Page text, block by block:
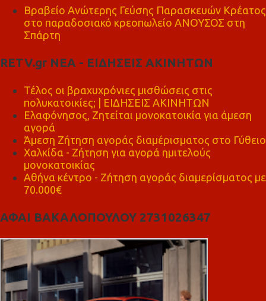
Βραβείο Ανώτερης Γεύσης Παρασκευών Κρέατος
στο παραδοσιακό κρεοπωλείο ΑΝΟΥΣΟΣ στη
Σπάρτη
RETV.gr ΝΕΑ - ΕΙΔΗΣΕΙΣ ΑΚΙΝΗΤΩΝ
Τέλος οι βραχυχρόνιες μισθώσεις στις
πολυκατοικίες; | ΕΙΔΗΣΕΙΣ ΑΚΙΝΗΤΩΝ
Ελαφόνησος, Ζητείται μονοκατοικία για άμεση
αγορά
Άμεση Ζήτηση αγοράς διαμέρισματος στο Γύθειο
Χαλκίδα - Ζήτηση για αγορά ημιτελούς
μονοκατοικίας
Αθήνα κέντρο - Ζήτηση αγοράς διαμερίσματος με
70.000€
ΑΦΑΙ ΒΑΚΑΛΟΠΟΥΛΟΥ 2731026347